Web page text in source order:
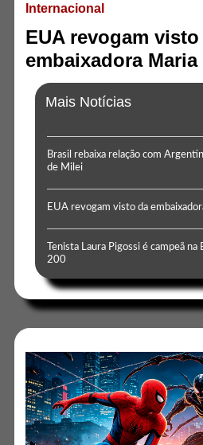
Internacional
EUA revogam
embaixadora
Mais Notícias
Brasil rebaixa relação com
de Milei
EUA revogam visto da
Tenista Laura Pigossi é campeã
200